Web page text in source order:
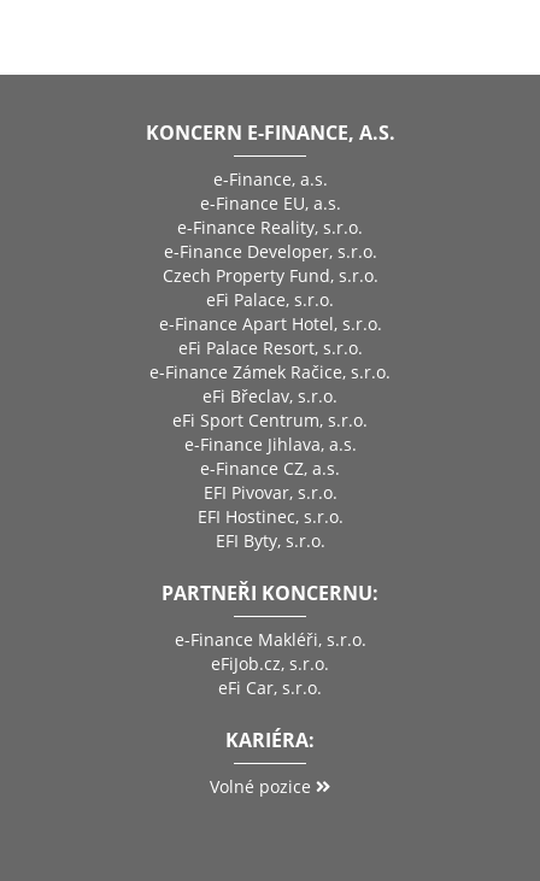
KONCERN E-FINANCE, A.S.
e-Finance, a.s.
e-Finance EU, a.s.
e-Finance Reality, s.r.o.
e-Finance Developer, s.r.o.
Czech Property Fund, s.r.o.
eFi Palace, s.r.o.
e-Finance Apart Hotel, s.r.o.
eFi Palace Resort, s.r.o.
e-Finance Zámek Račice, s.r.o.
eFi Břeclav, s.r.o.
eFi Sport Centrum, s.r.o.
e-Finance Jihlava, a.s.
e-Finance CZ, a.s.
EFI Pivovar, s.r.o.
EFI Hostinec, s.r.o.
EFI Byty, s.r.o.
PARTNEŘI KONCERNU:
e-Finance Makléři, s.r.o.
eFiJob.cz, s.r.o.
eFi Car, s.r.o.
KARIÉRA:
Volné pozice